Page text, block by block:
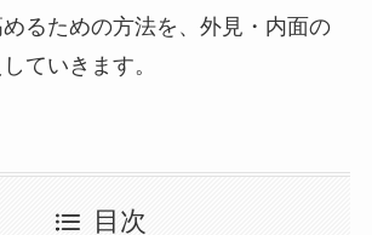
るための方法を、外見・内面の
ていきます。
目次